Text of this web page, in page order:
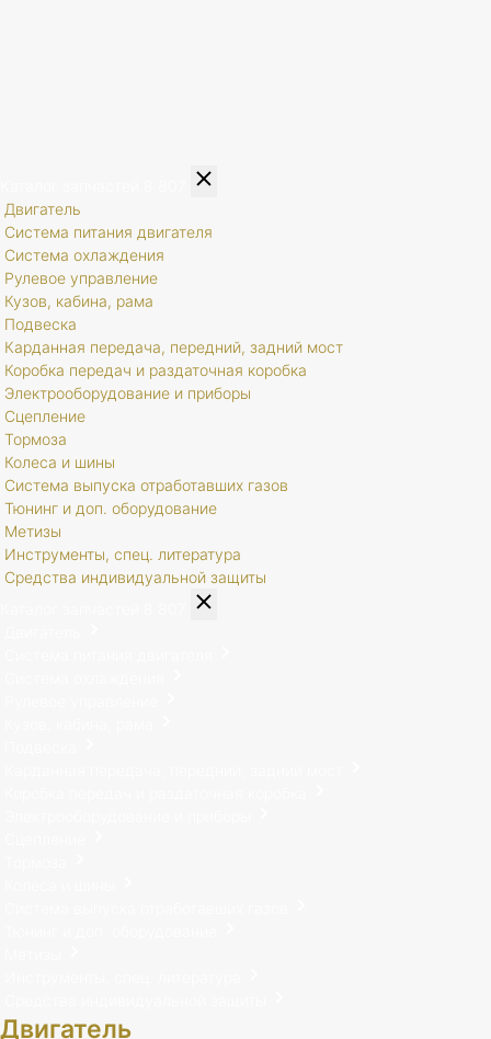
Двигатель
Система питания двигателя
Система охлаждения
Рулевое управление
Кузов, кабина, рама
Подвеска
Карданная передача, передний, задний мост
Коробка передач и раздаточная коробка
Электрооборудование и приборы
Сцепление
Тормоза
Колеса и шины
Система выпуска отработавших газов
Тюнинг и доп. оборудование
Метизы
Инструменты, спец. литература
Средства индивидуальной защиты
Двигатель